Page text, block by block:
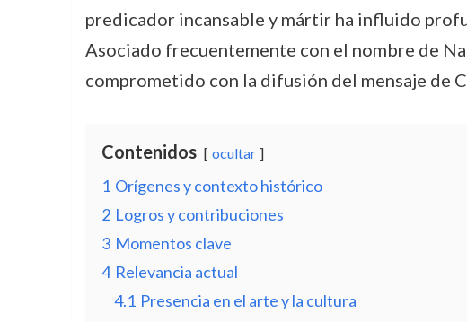
predicador incansable y mártir ha influido
Asociado frecuentemente con el nombre de
comprometido con la difusión del mensaje de
Contenidos ocultar
1 Orígenes y contexto histórico
2 Logros y contribuciones
3 Momentos clave
4 Relevancia actual
4.1 Presencia en el arte y la cultura